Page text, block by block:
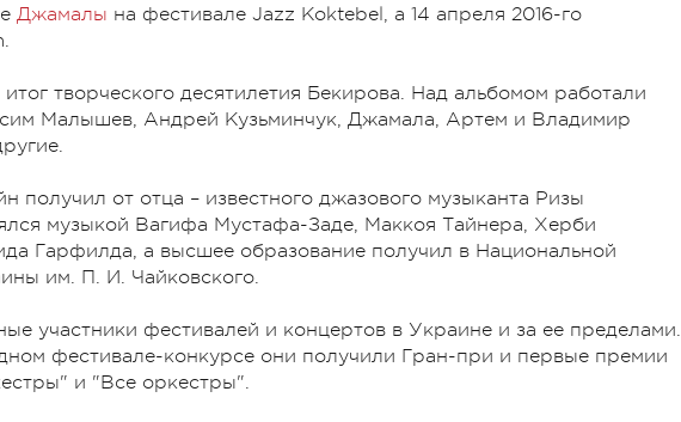
Джамалы на фестивале Jazz Koktebel, а 14 апреля 2016-го
творческого десятилетия Бекирова. Над альбомом работали
Малышев, Андрей Кузьминчук, Джамала, Артем и Владимир
получил от отца – известного джазового музыканта Ризы
музыкой Вагифа Мустафа-Заде, Маккоя Тайнера, Херби
Гарфилда, а высшее образование получил в Национальной
им. П. И. Чайковского.
участники фестивалей и концертов в Украине и за ее пределами.
фестивале-конкурсе они получили Гран-при и первые премии
и "Все оркестры".